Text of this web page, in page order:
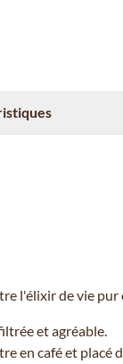
l'élixir de vie
et agréable.
en café et placé